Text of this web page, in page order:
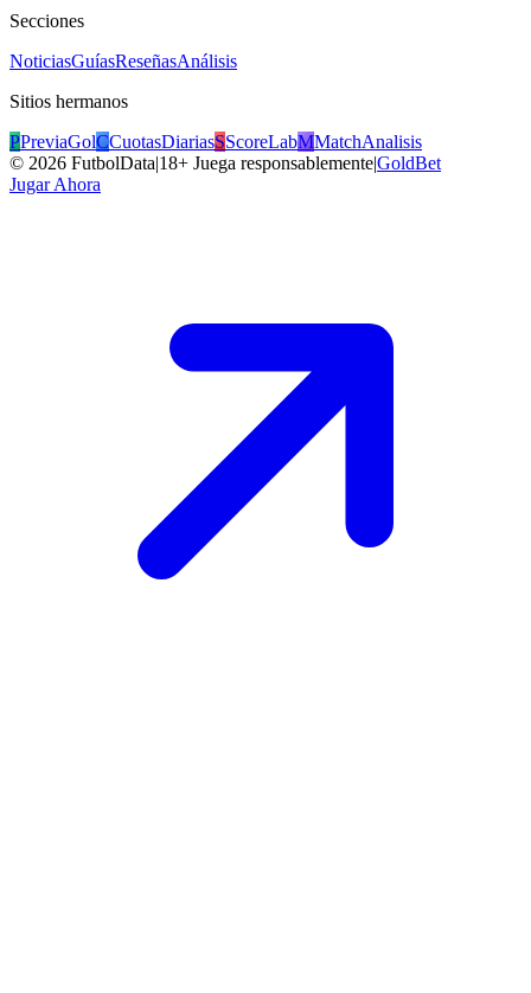
Secciones
NoticiasGuíasReseñasAnálisis
Sitios hermanos
PPreviaGolCCuotasDiariasSScoreLabMMatchAnalisis
© 2026 FutbolData|18+ Juega responsablemente|GoldBet
Jugar Ahora